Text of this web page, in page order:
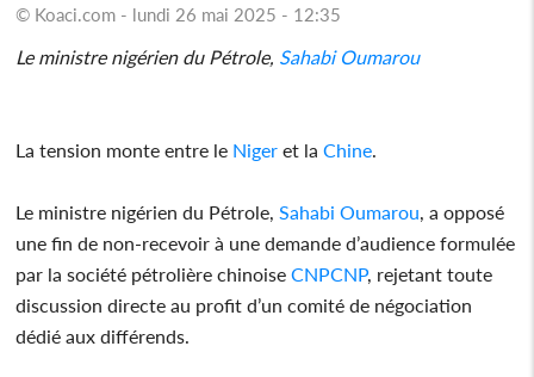
© Koaci.com - lundi 26 mai 2025 - 12:35
Le ministre nigérien du Pétrole, Sahabi Oumarou
La tension monte entre le Niger et laChine
Le ministre nigérien du Pétrole, Sahabi Oumarou , a opposé
une fin de non-recevoir à une demande d’audience formulée
par la société pétrolière chinoiseCNPCNP, rejetant toute
discussion directe au profit d’un comité de négociation
dédié aux différends.